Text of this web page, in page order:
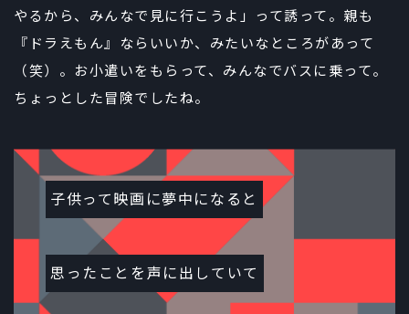
やるから、みんなで見に行こうよ」って誘って。親も
『ドラえもん』ならいいか、みたいなところがあって
（笑）。お小遣いをもらって、みんなでバスに乗って。
ちょっとした冒険でしたね。
子供って映画に夢中になると
思ったことを声に出していて